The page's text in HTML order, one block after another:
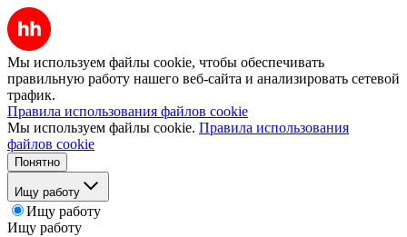
Мы используем файлы cookie, чтобы обеспечивать
правильную работу нашего веб-сайта и анализировать сетевой
трафик.
Правила использования файлов cookie
Мы используем файлы cookie. Правила использования
файлов cookie
Понятно
Ищу работу
Ищу работу
Ищу работу